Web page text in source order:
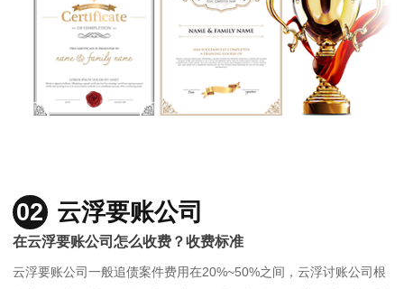
02 云浮要账公司
在云浮要账公司怎么收费？收费标准
云浮要账公司一般追债案件费用在20%~50%之间，云浮讨账公司根